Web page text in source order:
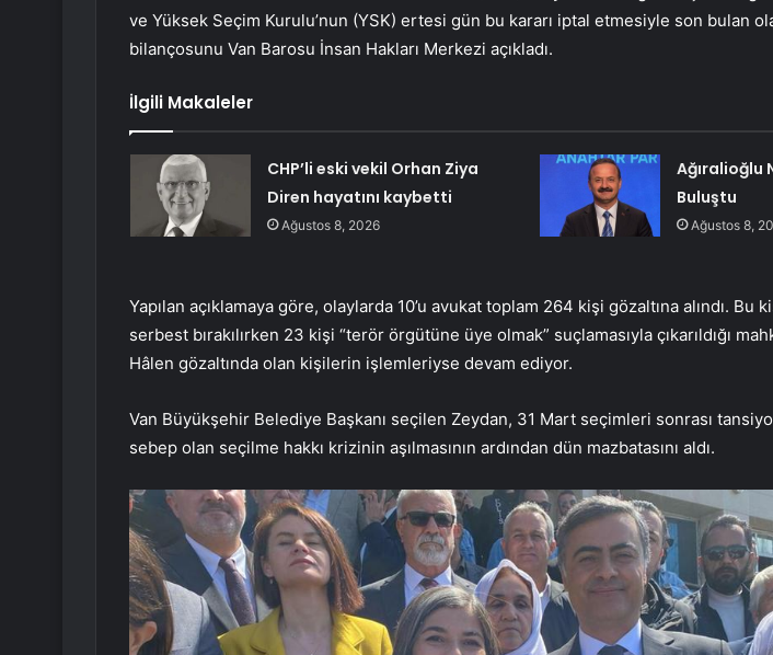
ve Yüksek Seçim Kurulu’nun (YSK) ertesi gün bu kararı iptal etmesiyle son bulan
bilançosunu Van Barosu İnsan Hakları Merkezi açıkladı.
İlgili Makaleler
CHP’li eski vekil Orhan Ziya
Diren hayatını kaybetti
Ağustos 8, 2026
Ağıralioğlu
Buluştu
Ağustos 8,
Yapılan açıklamaya göre, olaylarda 10’u avukat toplam 264 kişi gözaltına alındı. Bu
serbest bırakılırken 23 kişi “terör örgütüne üye olmak” suçlamasıyla çıkarıldığı
Hâlen gözaltında olan kişilerin işlemleriyse devam ediyor.
Van Büyükşehir Belediye Başkanı seçilen Zeydan, 31 Mart seçimleri sonrası
sebep olan seçilme hakkı krizinin aşılmasının ardından dün mazbatasını aldı.